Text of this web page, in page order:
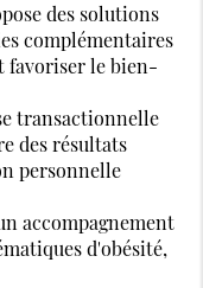
des solutions
complémentaires
favoriser le bien-
transactionnelle
des résultats
personnelle
accompagnement
d'obésité,